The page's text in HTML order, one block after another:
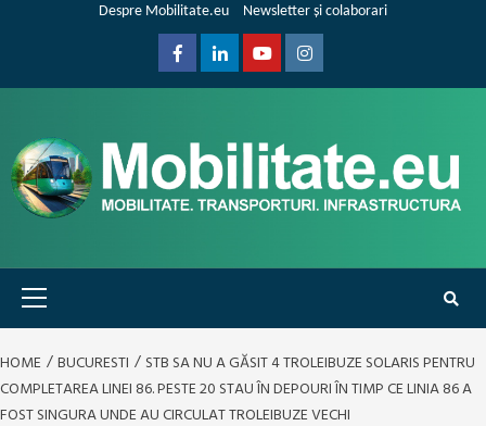
Despre Mobilitate.eu Newsletter și colaborari
FacebookLinkedinYoutubeInstagram
Primary
Menu
HOME BUCURESTI
STB SA NU A GĂSIT 4 TROLEIBUZE SOLARIS PENTRU
COMPLETAREA LINEI 86. PESTE 20 STAU ÎN DEPOURI ÎN TIMP CE LINIA 86 A
FOST SINGURA UNDE AU CIRCULAT TROLEIBUZE VECHI